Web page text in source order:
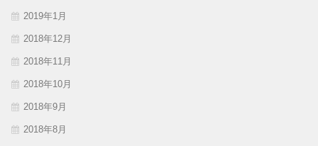
2019年1月
2018年12月
2018年11月
2018年10月
2018年9月
2018年8月